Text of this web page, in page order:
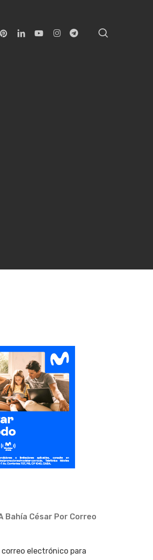
LinkedinYoutubeInstagramTelegram
Bahía César Por Correo
electrónico para